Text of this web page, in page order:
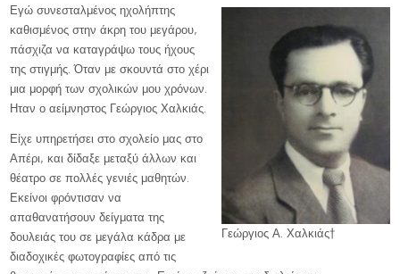
Γεώργιος Α. Χαλκιάς†
Εγώ συνεσταλμένος ηχολήπτης
καθισμένος στην άκρη του μεγάρου,
πάσχιζα να καταγράψω τους ήχους
της στιγμής. Όταν με σκουντά στο χέρι
μια μορφή των σχολικών μου χρόνων.
Ηταν ο αείμνηστος Γεώργιος Χαλκιάς.
Είχε υπηρετήσει στο σχολείο μας στο
Απέρι, και δίδαξε μεταξύ άλλων και
θέατρο σε πολλές γενιές μαθητών.
Εκείνοι φρόντισαν να
απαθανατήσουν δείγματα της
δουλειάς του σε μεγάλα κάδρα με
διαδοχικές φωτογραφίες από τις